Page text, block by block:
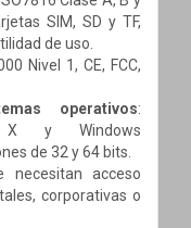
SIM, SD y TF,
de uso.
Nivel 1, CE, FCC,
operativos:
X y Windows
de 32 y 64 bits.
necesitan acceso
corporativas o